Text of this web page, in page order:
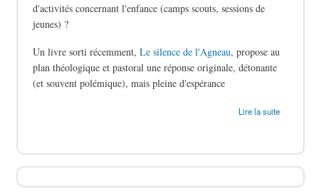
d'activités concernant l'enfance (camps scouts, sessions de
jeunes) ?
Un livre sorti récemment, Le silence de l'Agneau, propose au
plan théologique et pastoral une réponse originale, détonante
(et souvent polémique), mais pleine d'espérance
Lire la suite